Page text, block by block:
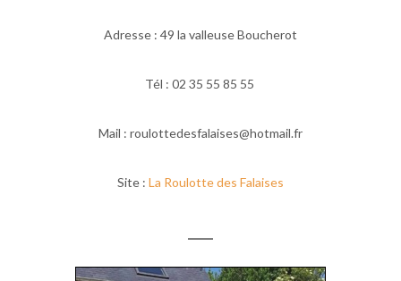
Adresse : 49 la valleuse Boucherot
Tél : 02 35 55 85 55
Mail : roulottedesfalaises@hotmail.fr
Site : La Roulotte des Falaises